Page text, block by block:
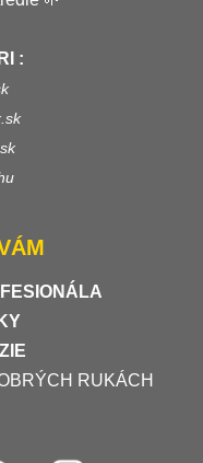
:
RUKÁCH